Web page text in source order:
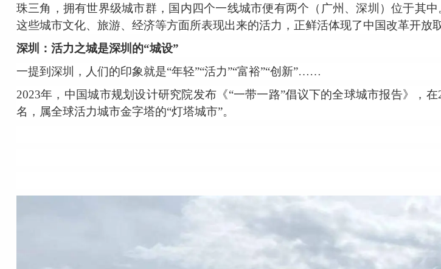
珠三角，拥有世界级城市群，国内四个一线城市便有两个（广州、深圳）位于其
这些城市文化、旅游、经济等方面所表现出来的活力，正鲜活体现了中国改革开放
深圳：活力之城是深圳的“城设”
一提到深圳，人们的印象就是“年轻”“活力”“富裕”“创新”……
2023年，中国城市规划设计研究院发布《“一带一路”倡议下的全球城市报告》，
名，属全球活力城市金字塔的“灯塔城市”。